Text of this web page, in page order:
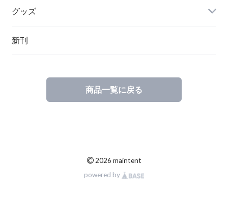
その他
ポーランド
グッズ
新刊
商品一覧に戻る
© 2026 maintent
powered by